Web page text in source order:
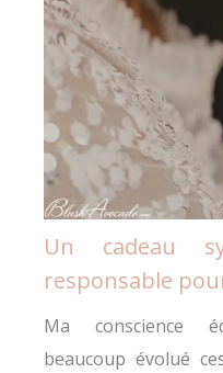
Un cadeau
responsable
Ma conscience
beaucoup évolué